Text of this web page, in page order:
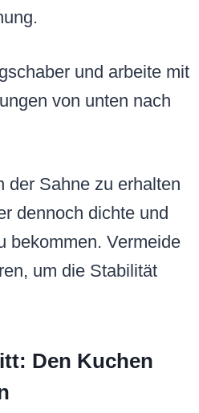
und arbeite mit
von unten nach
der Sahne zu erhalten
dennoch dichte und
bekommen. Vermeide
um die Stabilität
Den Kuchen